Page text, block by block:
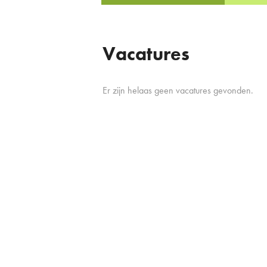
Vacatures
Er zijn helaas geen vacatures gevonden.